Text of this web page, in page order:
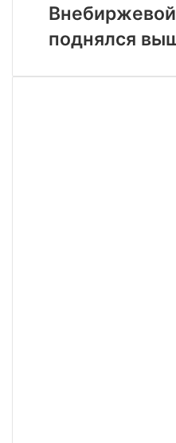
полгода
выросла
на
курс
доллара
поднялся
78
поднялся